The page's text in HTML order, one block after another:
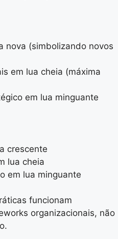
nova (simbolizando novos
em lua cheia (máxima
em lua minguante
crescente
lua cheia
em lua minguante
funcionam
organizacionais, não